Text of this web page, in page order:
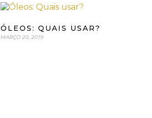
ÓLEOS: QUAIS USAR?
MARÇO 20, 2019